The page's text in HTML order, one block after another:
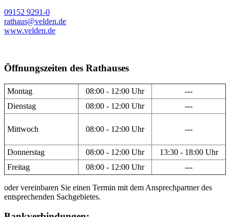
09152 9291-0
rathaus@velden.de
www.velden.de
Öffnungszeiten des Rathauses
Montag 08:00 - 12:00 Uhr
---
Dienstag
08:00 - 12:00 Uhr ---
Mittwoch 08:00 - 12:00 Uhr ---
Donnerstag 08:00 - 12:00 Uhr
13:30 - 18:00 Uhr
Freitag
08:00 - 12:00 Uhr ---
oder vereinbaren Sie einen Termin mit dem Ansprechpartner des
entsprechenden Sachgebietes.